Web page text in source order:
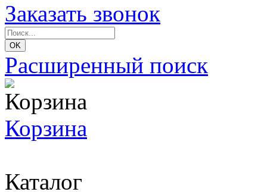
Заказать звонок
Расширенный поиск
Корзина
Каталог